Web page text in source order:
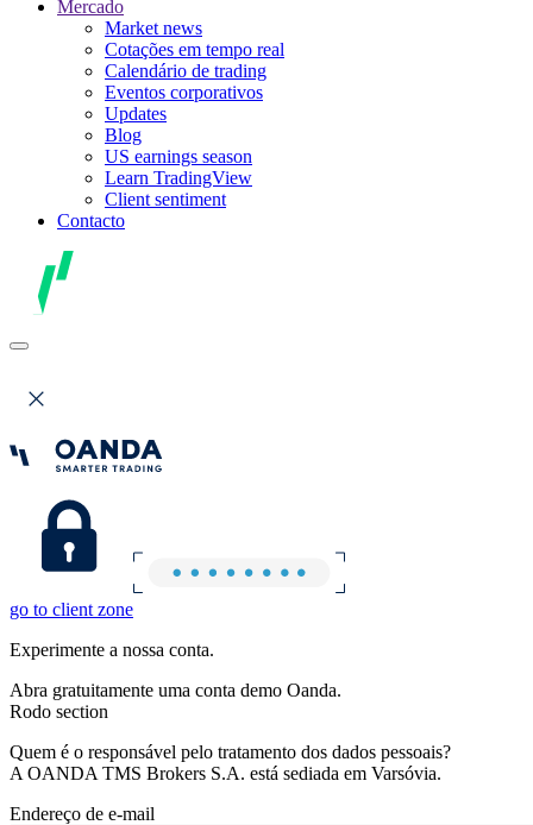
Mercado
Market news
Cotações em tempo real
Calendário de trading
Eventos corporativos
Updates
Blog
US earnings season
Learn TradingView
Client sentiment
Contacto
go to client zone
Experimente a nossa conta.
Abra gratuitamente uma conta demo Oanda.
Rodo section
Quem é o responsável pelo tratamento dos dados pessoais?
A OANDA TMS Brokers S.A. está sediada em Varsóvia.
Endereço de e-mail